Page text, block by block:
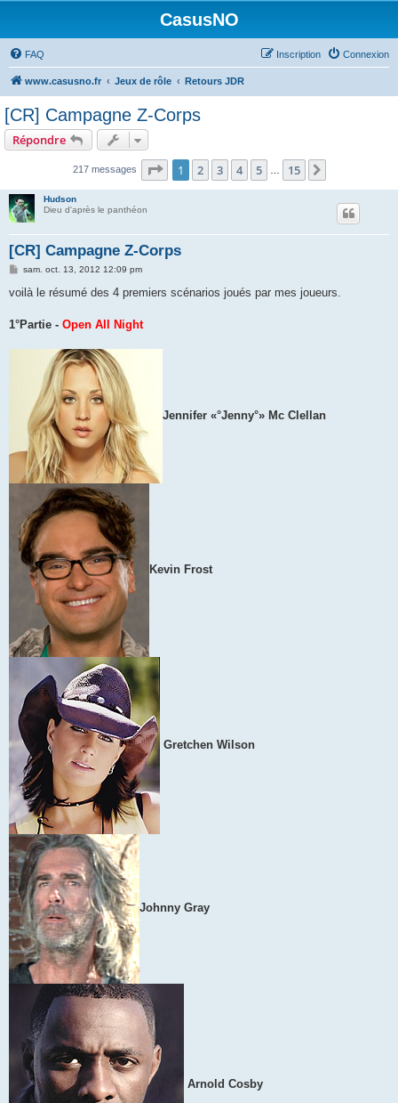
CasusNO
FAQ Connexion
Inscription
www.casusno.fr Jeux de rôle Retours JDR
[CR] Campagne Z-Corps
Répondre
217 messages Page 1sur15
1 2 3 4 5 15
Hudson
Dieu d'après le panthéon
[CR] Campagne Z-Corps
M
s
g
sam. oct. 13, 2012 12:09 pm
voilà le résumé des 4 premiers scénarios joués par mes joueurs.
1°Partie - Open All Night
Jennifer «°Jenny°» Mc Clellan
Kevin Frost
Gretchen Wilson
Johnny Gray
Arnold Cosby